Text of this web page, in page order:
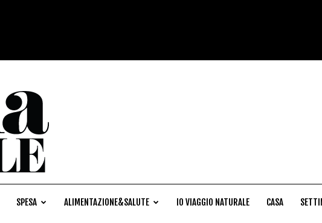
SPESA ALIMENTAZIONE&SALUTE IO VIAGGIO NATURALE CASA